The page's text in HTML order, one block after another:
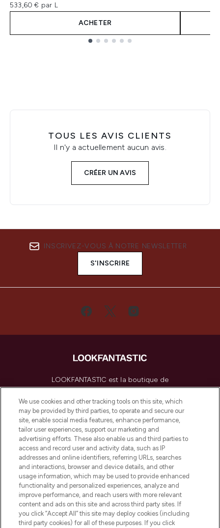
533,60 € par L
ACHETER
TOUS LES AVIS CLIENTS
Il n'y a actuellement aucun avis.
CRÉER UN AVIS
INSCRIVEZ-VOUS À NOTRE NEWSLETTER
S'INSCRIRE
LOOKFANTASTIC est la boutique de
beauté incontournable en Europe,
proposant les meilleurs produits de soins
de la peau, des cheveux et de maquillage
de plus de 200 marques prestigieuses.
Faites vos achats en ligne ou via
l’application, avec la livraison offerte dès
55€ d'achat.
Consentement aux cookies
Do Not Sell or Share My Personal
Information
AIDE ET INFORMATIONS
We use cookies and other tracking tools on this site, which
may be provided by third parties, to operate and secure our
site, enable social media features, enhance performance,
tailor user experiences, support our marketing and
advertising efforts. These also enable us and third parties to
access and record user and activity data, such as IP
addresses and online identifiers, referring URLs, searches
and interactions, browser and device details, and other
usage information, which may be used to provide enhanced
functionality and personalized experiences, analyze and
improve performance, and reach users with more relevant
content and ads on this site and across third party sites. If
you click “Accept All” this site may deploy cookies (including
third party cookies) for all of these purposes. If you click